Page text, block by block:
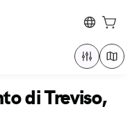
di Treviso,